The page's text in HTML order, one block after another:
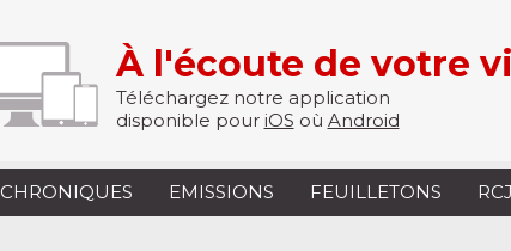
À l'écoute de votre
Téléchargez notre application
disponible pour iOS où Android
CHRONIQUES EMISSIONS FEUILLETONS